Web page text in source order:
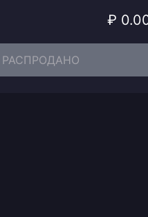
₽
РАСПРОДАНО